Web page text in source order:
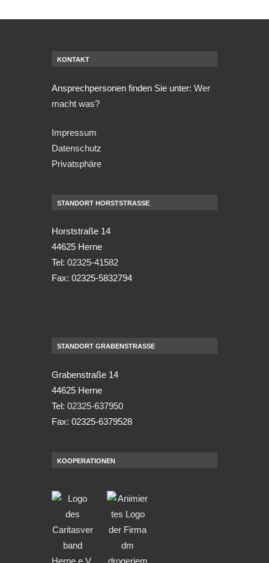
KONTAKT
Ansprechpersonen finden Sie unter: Wer
macht was?
Impressum
Datenschutz
Privatsphäre
STANDORT HORSTSTRASSE
Horststraße 14
44625 Herne
Tel: 02325-41582
Fax: 02325-5832794
STANDORT GRABENSTRASSE
Grabenstraße 14
44625 Herne
Tel: 02325-637950
Fax: 02325-6379528
KOOPERATIONEN